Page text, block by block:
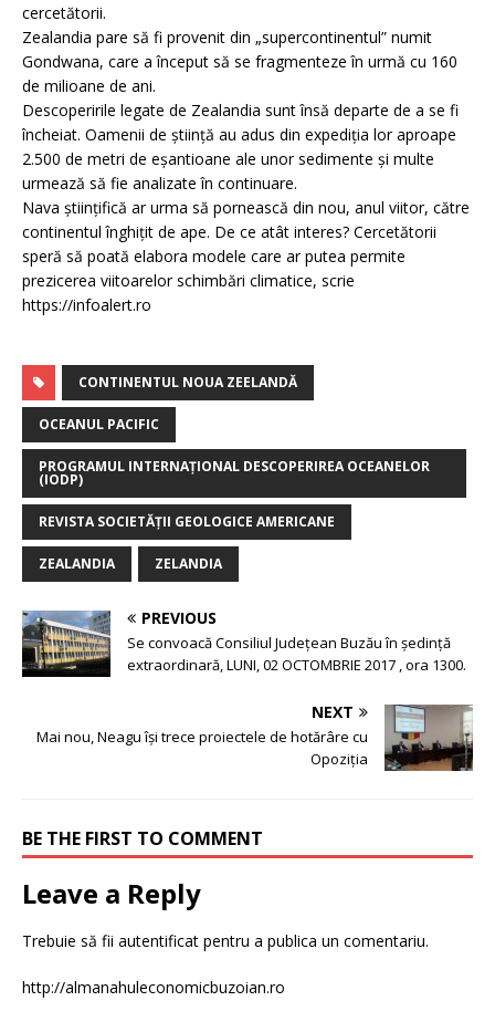
cercetătorii.
Zealandia pare să fi provenit din „supercontinentul” numit
Gondwana, care a început să se fragmenteze în urmă cu 160
de milioane de ani.
Descoperirile legate de Zealandia sunt însă departe de a se fi
încheiat. Oamenii de știință au adus din expediția lor aproape
2.500 de metri de eșantioane ale unor sedimente și multe
urmează să fie analizate în continuare.
Nava științifică ar urma să pornească din nou, anul viitor, către
continentul înghițit de ape. De ce atât interes? Cercetătorii
speră să poată elabora modele care ar putea permite
prezicerea viitoarelor schimbări climatice, scrie
https://infoalert.ro
CONTINENTUL NOUA ZEELANDĂ
OCEANUL PACIFIC
PROGRAMUL INTERNAȚIONAL DESCOPERIREA OCEANELOR
(IODP)
REVISTA SOCIETĂȚII GEOLOGICE AMERICANE
ZEALANDIA ZELANDIA
PREVIOUS
Se convoacă Consiliul Judeţean Buzău în şedinţă
extraordinară, LUNI, 02 OCTOMBRIE 2017 , ora 1300.
NEXT
Mai nou, Neagu își trece proiectele de hotărâre cu
Opoziția
BE THE FIRST TO COMMENT
Leave a Reply
Trebuie să fii autentificat pentru a publica un comentariu.
http://almanahuleconomicbuzoian.ro